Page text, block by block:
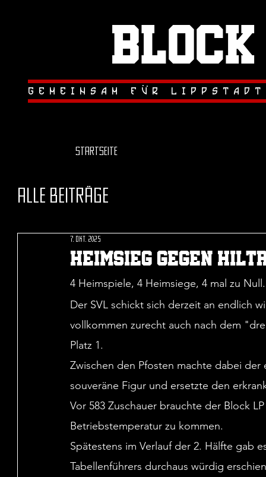
Block
gemeinsam fur
..
Startseite
Alle Beiträge
Heimsieg gegen
7. Okt. 2025
4 Heimspiele, 4 Heimsiege, 4 mal zu Null.
Der SVL schickt sich derzeit an endlich
vollkommen zurecht auch nach dem
Platz 1.
Zwischen den Pfosten machte dabei
souveräne Figur und ersetzte den
Vor 583 Zuschauer brauchte der Block
Betriebstemperatur zu kommen.
Spätestens im Verlauf der 2. Hälfte gab
Tabellenführers durchaus würdig